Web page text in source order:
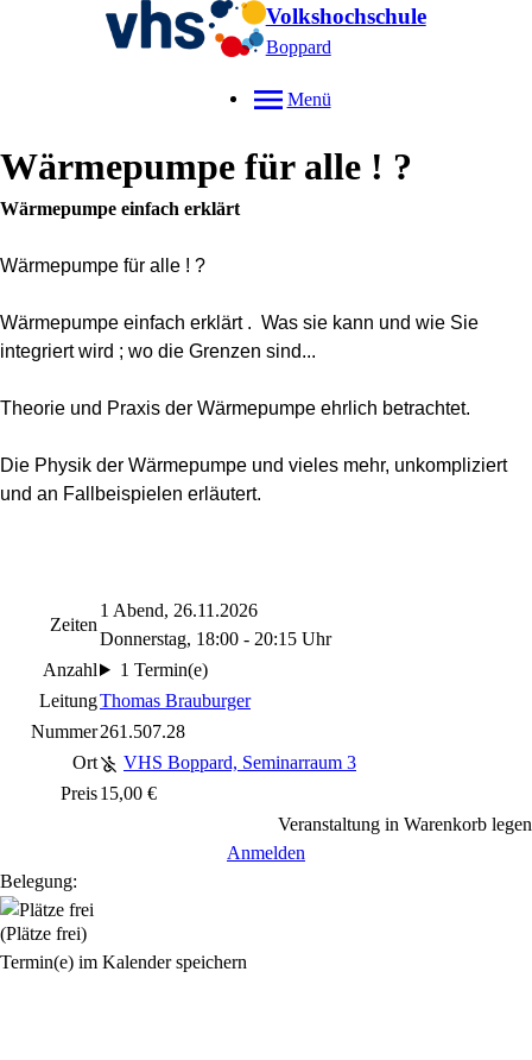
Volkshochschule
Boppard
Menü
Wärmepumpe für alle ! ?
Wärmepumpe einfach erklärt
Wärmepumpe für alle ! ?
Wärmepumpe einfach erklärt . Was sie kann und wie Sie
integriert wird ; wo die Grenzen sind...
Theorie und Praxis der Wärmepumpe ehrlich betrachtet.
Die Physik der Wärmepumpe und vieles mehr, unkompliziert
und an Fallbeispielen erläutert.
Zeiten
1 Abend, 26.11.2026
Donnerstag, 18:00 - 20:15 Uhr
Anzahl
1 Termin(e)
LeitungThomas Brauburger
Nummer261.507.28
Ort
VHS Boppard, Seminarraum 3
Preis15,00 €
Veranstaltung in Warenkorb legen
Anmelden
Belegung:
(Plätze frei)
Termin(e) im Kalender speichern